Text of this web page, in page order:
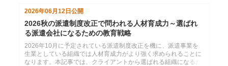
2026年06月12日 公開
2026秋の派遣制度改正で問われる人材育成力～選ばれ
る派遣会社になるための教育戦略
2026年10月に予定されている派遣制度改正を機に、派遣事業を
生業としている組織では人材育成力がより強く求められることに
なります。本記事では、クライアントから選ばれる組織になるた